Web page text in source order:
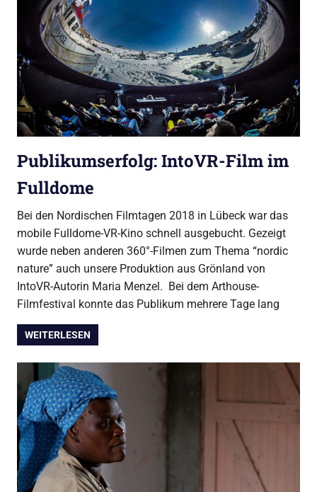
Publikumserfolg: IntoVR-Film im
Fulldome
Bei den Nordischen Filmtagen 2018 in Lübeck war das
mobile Fulldome-VR-Kino schnell ausgebucht. Gezeigt
wurde neben anderen 360°-Filmen zum Thema “nordic
nature” auch unsere Produktion aus Grönland von
IntoVR-Autorin Maria Menzel. Bei dem Arthouse-
Filmfestival konnte das Publikum mehrere Tage lang
WEITERLESEN